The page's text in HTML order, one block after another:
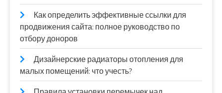
Как определить эффективные ссылки для
продвижения сайта: полное руководство по
отбору доноров
Дизайнерские радиаторы отопления для
малых помещений: что учесть?